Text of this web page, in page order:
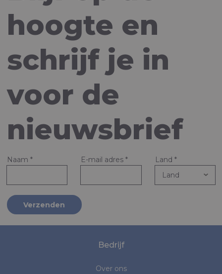
hoogte en
schrijf je in
voor de
nieuwsbrief
Naam * E-mail adres * Land *
Verzenden
Bedrijf
Over ons